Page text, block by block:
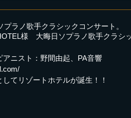
ト
ライブ CM出演実績
ラノ歌手クラシックコンサート。
様　大晦日ソプラノ歌手クラシ
ニスト：野間由起、PA音響
てリゾートホテルが誕生！！